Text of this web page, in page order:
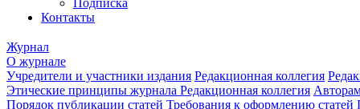
Подписка
Контакты
Журнал
О журнале
Учредители и участники издания Редакционная коллегия
Этические принципы журнала Редакционная коллегия
Порядок публикации статей Требования к оформлению статей